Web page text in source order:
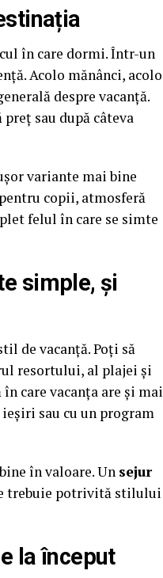
în care dormi. Într-un
Acolo mănânci, acolo
despre vacanță.
sau după câteva
variante mai bine
copii, atmosferă
felul în care se simte
simple, și
de vacanță. Poți să
resortului, al plajei și
care vacanța are și mai
sau cu un program
în valoare. Un sejur
trebuie potrivită stilului
la început